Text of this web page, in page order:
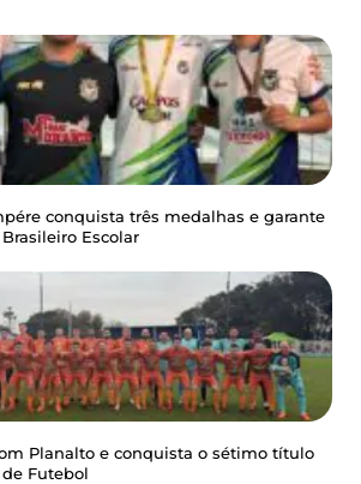
conquista três medalhas e garante
Escolar
Planalto e conquista o sétimo título
Futebol